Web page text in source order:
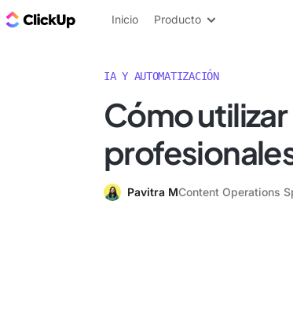
ClickUp Blog
Inicio Producto
IA Y AUTOMATIZACIÓN
Cómo
Pavitra MContent Operations